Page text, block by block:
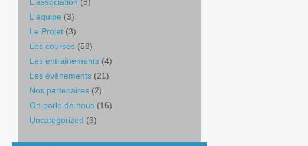
L'équipe (3)
Le Projet (3)
Les courses (58)
Les entrainements (4)
Les évènements (21)
Nos partenaires (2)
On parle de nous (16)
Uncategorized (3)